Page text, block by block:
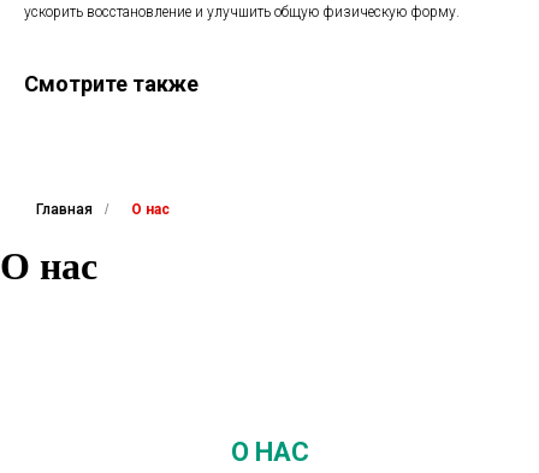
ускорить восстановление и улучшить общую физическую форму.
Смотрите также
Главная / О нас
О нас
О НАС